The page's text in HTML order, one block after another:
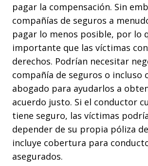
pagar la compensación. Sin
compañías de seguros a
pagar lo menos posible, por lo
importante que las víctimas
derechos. Podrían necesitar
compañía de seguros o incluso
abogado para ayudarlos a
acuerdo justo. Si el conductor
tiene seguro, las víctimas
depender de su propia póliza
incluye cobertura para
asegurados.